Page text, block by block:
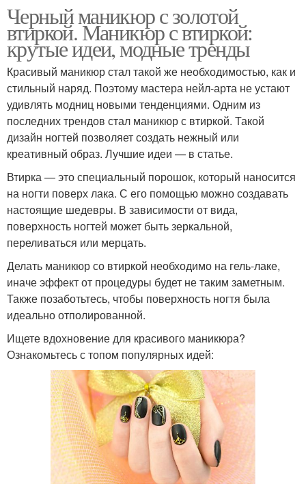
Черный маникюр с золотой
втиркой. Маникюр с втиркой:
крутые идеи, модные тренды
Красивый маникюр стал такой же необходимостью, как и
стильный наряд. Поэтому мастера нейл-арта не устают
удивлять модниц новыми тенденциями. Одним из
последних трендов стал маникюр с втиркой. Такой
дизайн ногтей позволяет создать нежный или
креативный образ. Лучшие идеи — в статье.
Втирка — это специальный порошок, который наносится
на ногти поверх лака. С его помощью можно создавать
настоящие шедевры. В зависимости от вида,
поверхность ногтей может быть зеркальной,
переливаться или мерцать.
Делать маникюр со втиркой необходимо на гель-лаке,
иначе эффект от процедуры будет не таким заметным.
Также позаботьтесь, чтобы поверхность ногтя была
идеально отполированной.
Ищете вдохновение для красивого маникюра?
Ознакомьтесь с топом популярных идей: